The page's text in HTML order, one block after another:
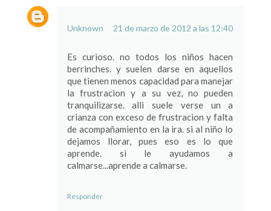
Unknown 21 de marzo de 2012 a las 12:40
Es curioso. no todos los niños hacen
berrinches. y suelen darse en aquellos
que tienen menos capacidad para manejar
la frustracion y a su vez, no pueden
tranquilizarse. alli suele verse un a
crianza con exceso de frustracion y falta
de acompañamiento en la ira. si al niño lo
dejamos llorar, pues eso es lo que
aprende. si le ayudamos a
calmarse...aprende a calmarse.
Responder